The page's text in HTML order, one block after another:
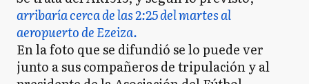
arribaría cerca de las 2:25 del martes al
aeropuerto de Ezeiza.
En la foto que se difundió se lo puede ver
junto a sus compañeros de tripulación y al